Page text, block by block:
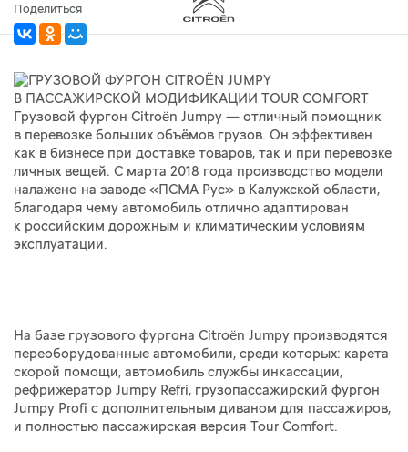
Поделиться
Грузовой фургон Citroën Jumpy — отличный помощник
в перевозке больших объёмов грузов. Он эффективен
как в бизнесе при доставке товаров, так и при перевозке
личных вещей. С марта 2018 года производство модели
налажено на заводе «ПСМА Рус» в Калужской области,
благодаря чему автомобиль отлично адаптирован
к российским дорожным и климатическим условиям
эксплуатации.
На базе грузового фургона Citroën Jumpy производятся
переоборудованные автомобили, среди которых: карета
скорой помощи, автомобиль службы инкассации,
рефрижератор Jumpy Refri, грузопассажирский фургон
Jumpy Profi с дополнительным диваном для пассажиров,
и полностью пассажирская версия Tour Comfort.